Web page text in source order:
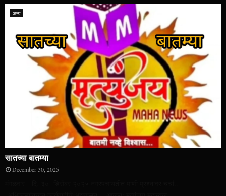
अन्य
सातच्या बातम्या
December 30, 2025